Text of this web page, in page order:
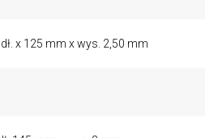
x 125 mm x wys. 2,50 mm